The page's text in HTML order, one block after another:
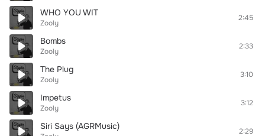
WHO YOU WIT
Zooly
2:45
Bombs
Zooly
2:33
The Plug
Zooly
3:10
Impetus
Zooly
3:12
Siri Says (AGRMusic) 2:29